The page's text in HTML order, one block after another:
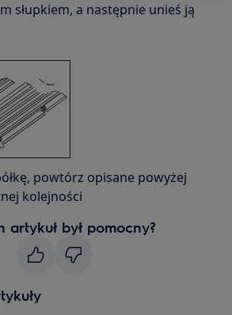
słupkiem, a następnie unieś ją
powtórz opisane powyżej
kolejności
artykuł był pomocny?